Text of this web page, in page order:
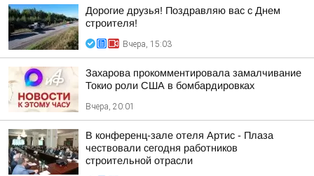
Дорогие друзья! Поздравляю вас с Днем
строителя!
Вчера, 15:03
Захарова прокомментировала замалчивание
Токио роли США в бомбардировках
Вчера, 20:01
В конференц-зале отеля Артис - Плаза
чествовали сегодня работников
строительной отрасли